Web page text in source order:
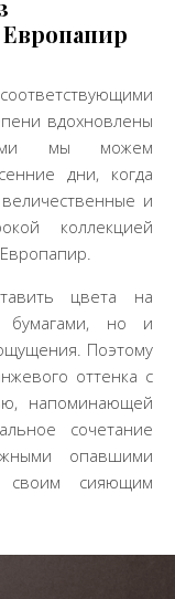
вдохновлены
мы можем
дни, когда
и
коллекцией
цвета на
бумагами, но и
Поэтому
оттенка с
напоминающей
сочетание
опавшими
своим сияющим